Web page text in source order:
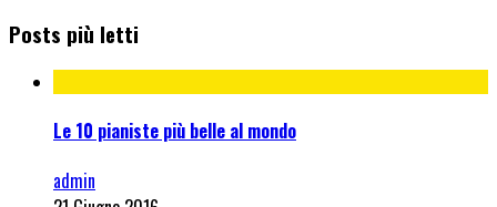
Posts più letti
Le 10 pianiste più belle al mondo
admin